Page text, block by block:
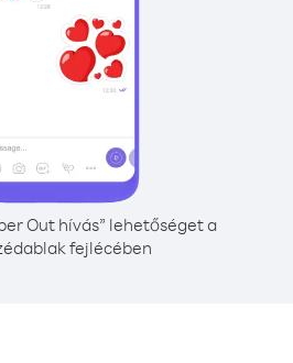
Out hívás” lehetőséget a
fejlécében